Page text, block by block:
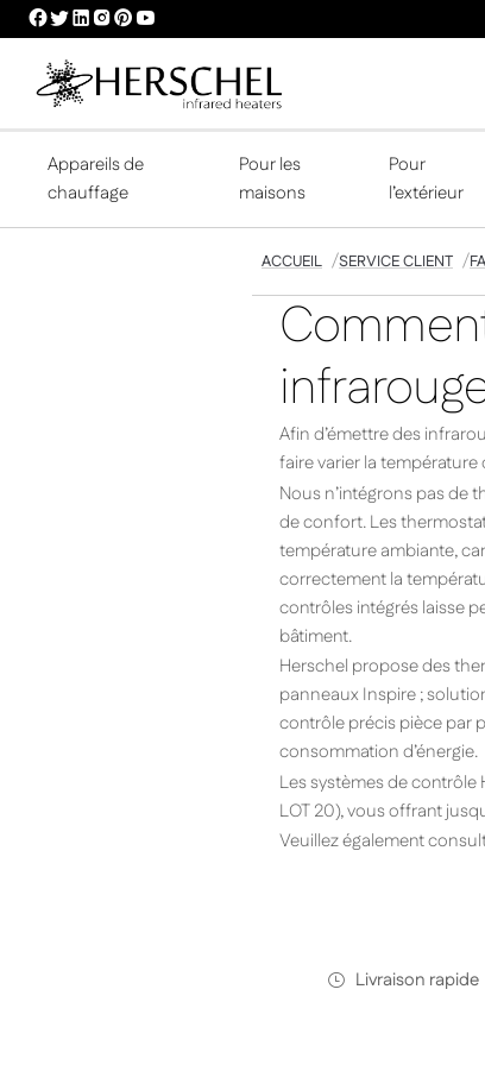
HERSCHEL
FACEBOOK
PROFILE
HERSCHEL
TWITTER
PROFILE
HERSCHEL
LINKEDIN
HERSCHEL
INSTAGRAM
HERSCHEL
PINTEREST
HERSCHEL
YOUTUBE
Appareils de
chauffage
Pour les
maisons
Pour
l’extérieur
ACCUEIL SERVICE CLIENT
Afin d’émettre des
faire varier la
Nous n’intégrons pas de
de confort. Les
température ambiante,
correctement la
contrôles intégrés laisse
bâtiment.
Herschel propose des
panneaux Inspire ;
contrôle précis pièce par
consommation d’énergie.
Les systèmes de
LOT 20), vous offrant
Veuillez également
Livraison rapide